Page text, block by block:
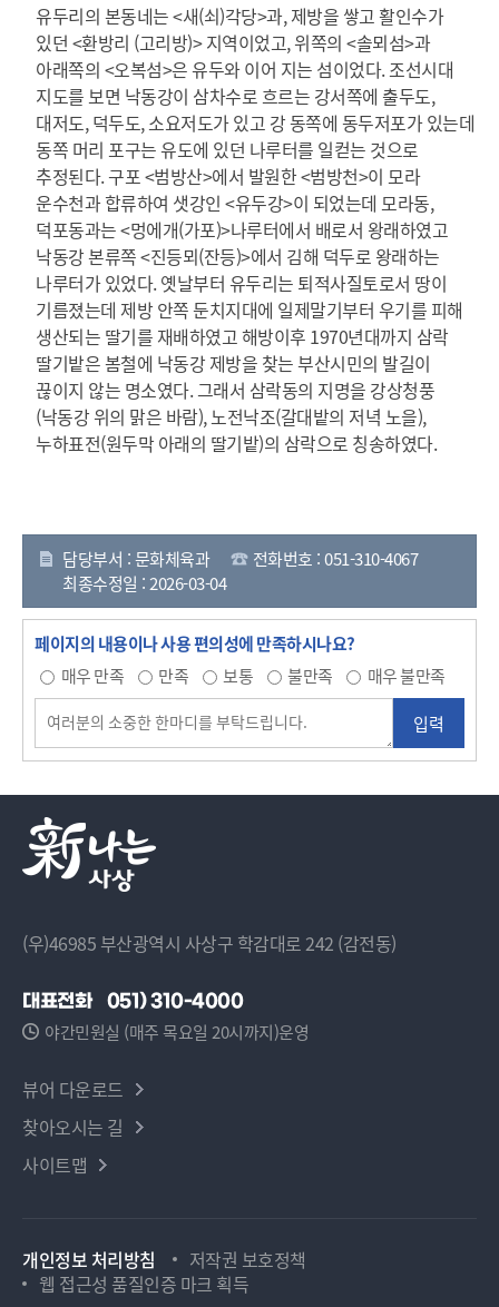
유두리의 본동네는 <새(쇠)각당>과, 제방을 쌓고 활인수가
있던 <환방리 (고리방)> 지역이었고, 위쪽의 <솔뫼섬>과
아래쪽의 <오복섬>은 유두와 이어 지는 섬이었다. 조선시대
지도를 보면 낙동강이 삼차수로 흐르는 강서쪽에 출두도,
대저도, 덕두도, 소요저도가 있고 강 동쪽에 동두저포가 있는데
동쪽 머리 포구는 유도에 있던 나루터를 일컫는 것으로
추정된다. 구포 <범방산>에서 발원한 <범방천>이 모라
운수천과 합류하여 샛강인 <유두강>이 되었는데 모라동,
덕포동과는 <멍에개(가포)>나루터에서 배로서 왕래하였고
낙동강 본류쪽 <진등뫼(잔등)>에서 김해 덕두로 왕래하는
나루터가 있었다. 옛날부터 유두리는 퇴적사질토로서 땅이
기름졌는데 제방 안쪽 둔치지대에 일제말기부터 우기를 피해
생산되는 딸기를 재배하였고 해방이후 1970년대까지 삼락
딸기밭은 봄철에 낙동강 제방을 찾는 부산시민의 발길이
끊이지 않는 명소였다. 그래서 삼락동의 지명을 강상청풍
(낙동강 위의 맑은 바람), 노전낙조(갈대밭의 저녁 노을),
누하표전(원두막 아래의 딸기밭)의 삼락으로 칭송하였다.
담당부서 : 문화체육과
전화번호 : 051-310-4067
최종수정일 : 2026-03-04
페이지의 내용이나 사용 편의성에 만족하시나요?
매우 만족
만족 보통 불만족 매우 불만족
(우)46985 부산광역시 사상구 학감대로 242 (감전동)
대표전화
051) 310-4000
야간민원실 (매주 목요일 20시까지)운영
뷰어 다운로드
찾아오시는 길
사이트맵
개인정보 처리방침
저작권 보호정책
웹 접근성 품질인증 마크 획득